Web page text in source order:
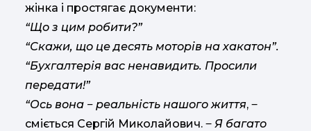
жінка і простягає документи:
“Що з цим робити?”
“Скажи, що це десять моторів на хакатон”.
“Бухгалтерія вас ненавидить. Просили
передати!”
“Ось вона ‒ реальність нашого життя, ‒
сміється Сергій Миколайович. ‒ Я багато